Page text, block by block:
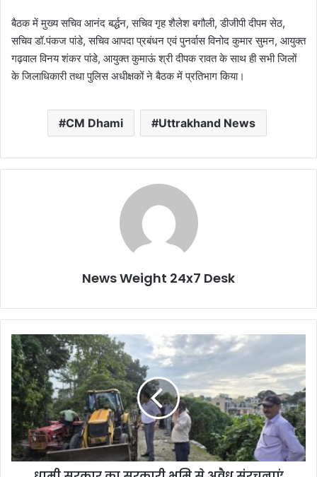
बैठक में मुख्य सचिव आनंद बर्द्धन, सचिव गृह शैलेश बगौली, डीजीपी दीपम सेठ,
सचिव डॉ.पंकज पांडे, सचिव आपदा प्रबंधन एवं पुनर्वास विनोद कुमार सुमन, आयुक्त
गढ़वाल विनय शंकर पांडे, आयुक्त कुमाऊं श्री दीपक रावत के साथ ही सभी जिलों
के जिलाधिकारी तथा पुलिस अधीक्षकों ने बैठक में प्रतिभाग किया।
CM Dhami Uttrakhand News
News Weight 24x7 Desk
धा
मी
स
र
का
र
का
स
र